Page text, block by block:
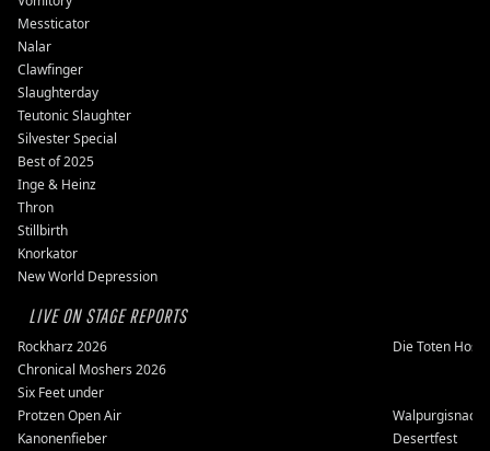
Messticator
Nalar
Clawfinger
Slaughterday
Teutonic Slaughter
Silvester Special
Best of 2025
Inge & Heinz
Thron
Stillbirth
Knorkator
New World Depression
LIVE ON STAGE REPORTS
Rockharz 2026
Die Toten
Chronical Moshers 2026
Six Feet under
Protzen Open Air
Walpurgisnacht
Kanonenfieber
Desertfest